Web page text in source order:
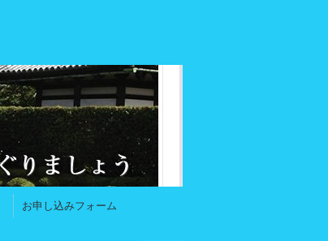
お申し込みフォーム